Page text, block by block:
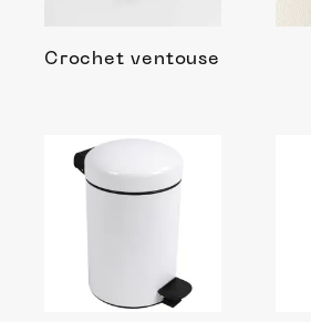
Crochet ventouse